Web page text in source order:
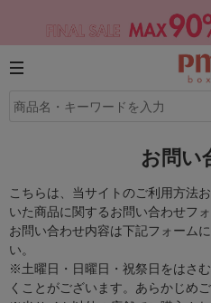
お問い
こちらは、当サイトのご利用方法
いた商品に関するお問い合わせフォ
お問い合わせ内容は下記フォーム
い。
※土曜日・日曜日・祝祭日をはさ
くことがございます。あらかじめご